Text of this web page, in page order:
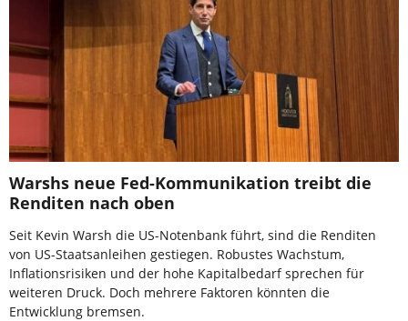
Warshs neue Fed-Kommunikation treibt die
Renditen nach oben
Seit Kevin Warsh die US-Notenbank führt, sind die Renditen
von US-Staatsanleihen gestiegen. Robustes Wachstum,
Inflationsrisiken und der hohe Kapitalbedarf sprechen für
weiteren Druck. Doch mehrere Faktoren könnten die
Entwicklung bremsen.